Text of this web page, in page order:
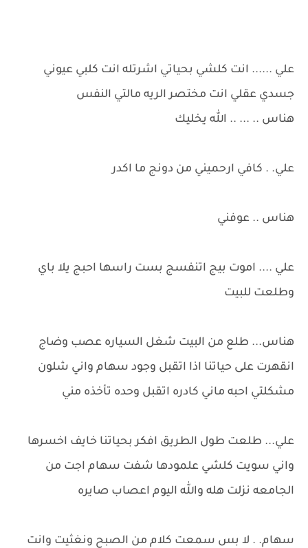
علي ...... انت كلشي بحياتي اشرتله انت كلبي عيوني
جسدي عقلي انت مختصر الريه مالتي النفس
هناس .. ... .. الله يخليك
علي. . كافي ارحميني من دونج ما اكدر
هناس .. عوفني
علي .... اموت بيج اتنفسج بست راسها احبج يلا باي
وطلعت للبيت
هناس... طلع من البيت شغل السياره عصب وضاج
انقهرت على حياتنا اذا اتقبل وجود سهام واني شلون
مشكلتي احبه ماني كادره اتقبل وحده تأخذه مني
علي... طلعت طول الطريق افكر بحياتنا خايف اخسرها
واني سويت كلشي علمودها شفت سهام اجت من
الجامعه نزلت هله والله اليوم اعصاب صايره
سهام. . لا بس سمعت كلام من الصبح ونغثيت وانت